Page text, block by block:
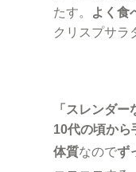
たす。
よく食
クリスプサラ
「スレンダ
10代の頃から
体質なのでず